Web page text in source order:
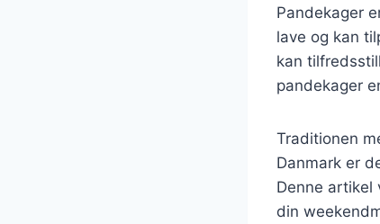
Pandekager
lave og kan
kan
pandekager
Traditionen
Danmark er
Denne artikel
din